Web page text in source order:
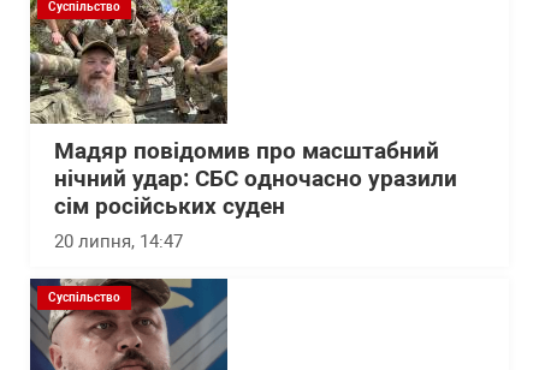
Суспільство
Мадяр повідомив про масштабний
нічний удар: СБС одночасно уразили
сім російських суден
20 липня, 14:47
Суспільство